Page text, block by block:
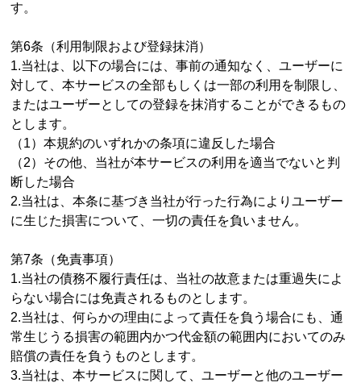
す。
第6条（利用制限および登録抹消）
1.当社は、以下の場合には、事前の通知なく、ユーザーに
対して、本サービスの全部もしくは一部の利用を制限し、
またはユーザーとしての登録を抹消することができるもの
とします。
（1）本規約のいずれかの条項に違反した場合
（2）その他、当社が本サービスの利用を適当でないと判
断した場合
2.当社は、本条に基づき当社が行った行為によりユーザー
に生じた損害について、一切の責任を負いません。
第7条（免責事項）
1.当社の債務不履行責任は、当社の故意または重過失によ
らない場合には免責されるものとします。
2.当社は、何らかの理由によって責任を負う場合にも、通
常生じうる損害の範囲内かつ代金額の範囲内においてのみ
賠償の責任を負うものとします。
3.当社は、本サービスに関して、ユーザーと他のユーザー